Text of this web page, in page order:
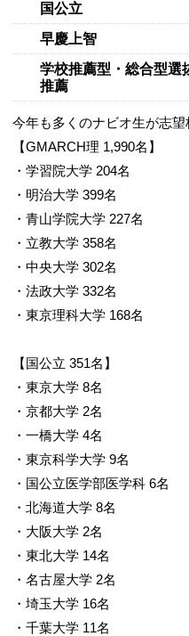
国公立
早慶上智
学校推薦型・総合型選
推薦
今年も多くのナビオ生が志望
【GMARCH理 1,990名】
・学習院大学 204名
・明治大学 399名
・青山学院大学 227名
・立教大学 358名
・中央大学 302名
・法政大学 332名
・東京理科大学 168名
【国公立 351名】
・東京大学 8名
・京都大学 2名
・一橋大学 4名
・東京科学大学 9名
・国公立医学部医学科 6名
・北海道大学 8名
・大阪大学 2名
・東北大学 14名
・名古屋大学 2名
・埼玉大学 16名
・千葉大学 11名